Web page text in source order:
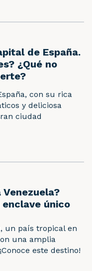
de España.
¿Qué no
con su rica
y deliciosa
ciudad
enclave único
un país tropical en
una amplia
este destino!